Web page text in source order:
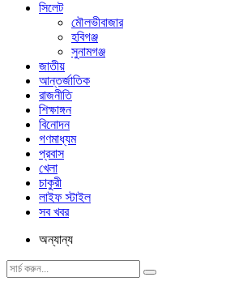
সিলেট
মৌলভীবাজার
হবিগঞ্জ
সুনামগঞ্জ
জাতীয়
আন্তর্জাতিক
রাজনীতি
শিক্ষাঙ্গন
বিনোদন
গণমাধ্যম
প্রবাস
খেলা
চাকুরী
লাইফ স্টাইল
সব খবর
অন্যান্য